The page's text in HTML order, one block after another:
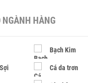
NGÀNH HÀNG
Bạch Kim
Cá da trơn